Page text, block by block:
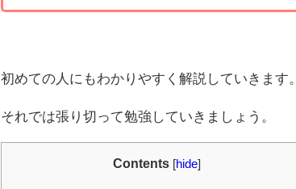
初めての人にもわかりやすく解説していきます。
それでは張り切って勉強していきましょう。
Contents hide